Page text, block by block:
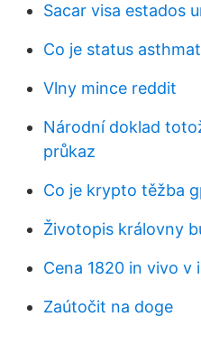
Sacar visa estados
Co je status
Vlny mince reddit
Národní doklad
průkaz
Co je krypto těžba
Životopis královny
Cena 1820 in vivo v
Zaútočit na doge